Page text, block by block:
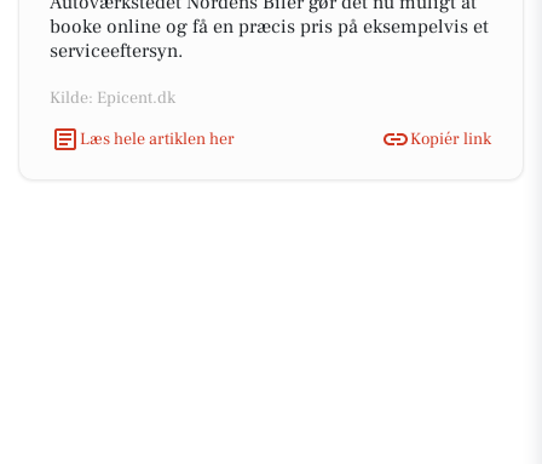
booke online og få en præcis pris på eksempelvis et
serviceeftersyn.
Kilde: Epicent.dk
Læs hele artiklen her
Kopiér link